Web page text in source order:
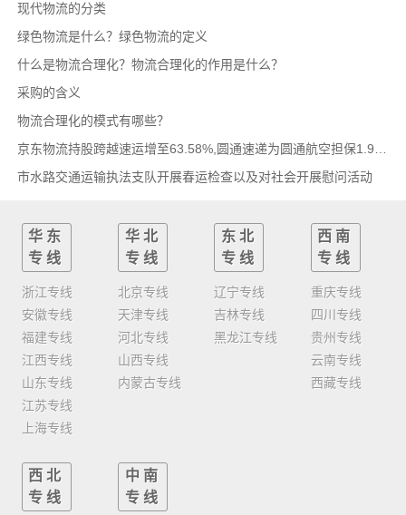
现代物流的分类
绿色物流是什么？绿色物流的定义
什么是物流合理化？物流合理化的作用是什么？
采购的含义
物流合理化的模式有哪些？
市水路交通运输执法支队开展春运检查以及对社会开展慰问活动
华东
专线
浙江专线
安徽专线
福建专线
江西专线
山东专线
江苏专线
上海专线
华北
专线
北京专线
天津专线
河北专线
山西专线
内蒙古专线
东北
专线
辽宁专线
吉林专线
黑龙江专线
西南
专线
重庆专线
四川专线
贵州专线
云南专线
西藏专线
西北
专线
中南
专线